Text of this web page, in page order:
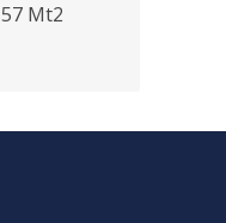
57 Mt2